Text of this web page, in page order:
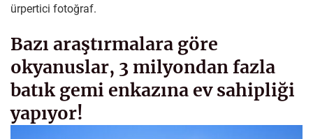
ürpertici fotoğraf.
Bazı araştırmalara göre
okyanuslar, 3 milyondan fazla
batık gemi enkazına ev sahipliği
yapıyor!